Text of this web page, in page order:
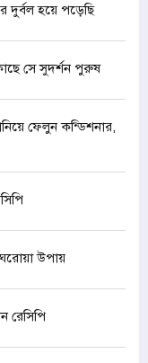
দুর্বল হয়ে পড়েছি
সে সুদর্শন পুরুষ
ফেলুন কন্ডিশনার,
উপায়
রেসিপি